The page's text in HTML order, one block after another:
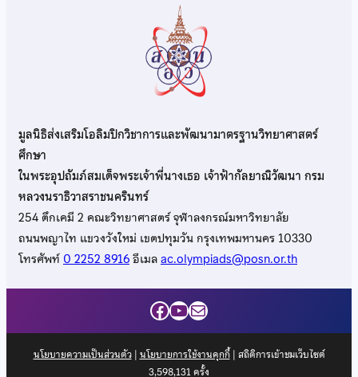
มูลนิธิส่งเสริมโอลิมปิกวิชาการและพัฒนามาตรฐานวิทยาศาสตร์
ศึกษา
ในพระอุปถัมภ์สมเด็จพระเจ้าพี่นางเธอ เจ้าฟ้ากัลยาณิวัฒนา กรม
หลวงนราธิวาสราชนครินทร์
254 ตึกเคมี 2 คณะวิทยาศาสตร์ จุฬาลงกรณ์มหาวิทยาลัย
ถนนพญาไท แขวงวังใหม่ เขตปทุมวัน กรุงเทพมหานคร 10330
โทรศัพท์0 2252 8916อีเมลac.olympiads@posn.or.th
Facebook
YouTube
Mail
นโยบายความเป็นส่วนตัว| นโยบายการใช้งานคุกกี้| สถิติการเข้าชมเว็บไซต์
3,598,131ครั้ง